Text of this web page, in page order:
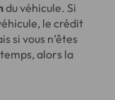
du véhicule. Si
le crédit
si vous n’êtes
alors la